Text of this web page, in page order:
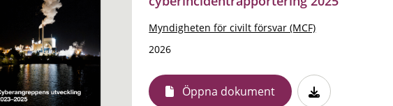
Myndigheten för civilt försvar (MCF)
2026
Öppna dokument